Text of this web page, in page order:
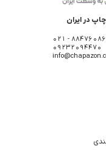
در ایران
88476086 - 021
09232094470